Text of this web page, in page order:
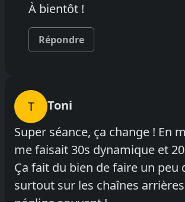
À bientôt !
Répondre
T
Toni
Super séance, ça change ! En
me faisait 30s dynamique et
Ça fait du bien de faire un peu
surtout sur les chaînes arrières